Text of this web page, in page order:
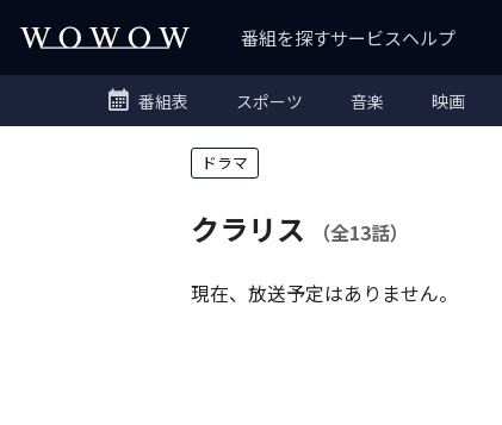
番組を探すサービスヘルプ
番組表 スポーツ 音楽 映画
ドラマ
クラリス （全13話）
現在、放送予定はありません。